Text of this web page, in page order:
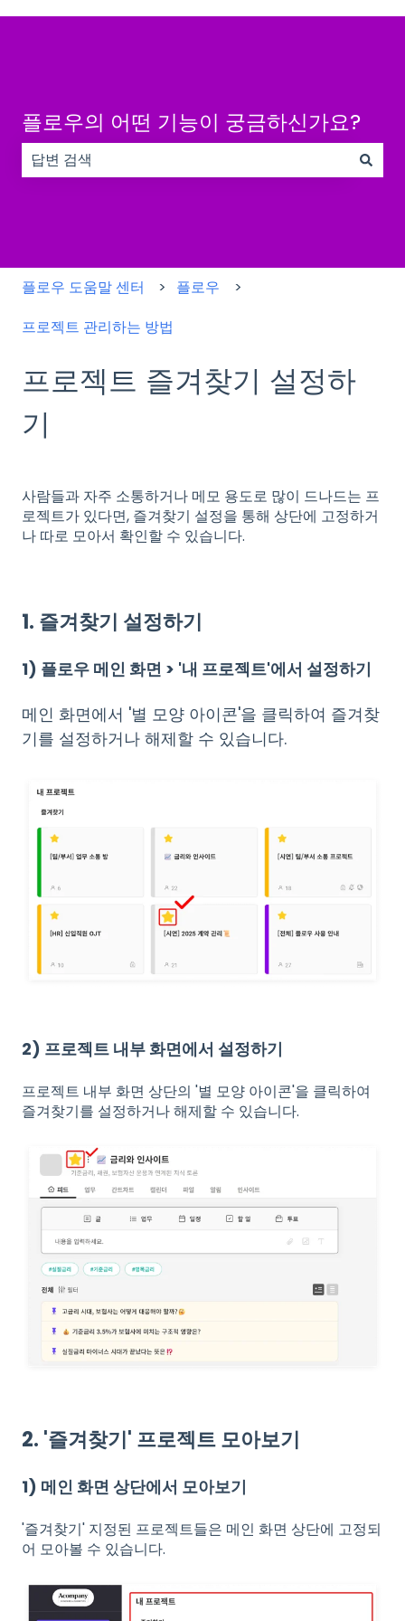
플로우의 어떤 기능이 궁금하신가요?
플로우 도움말 센터
플로우
프로젝트 관리하는 방법
프로젝트 즐겨찾기 설정하
기
사람들과 자주 소통하거나 메모 용도로 많이 드나드는 프
로젝트가 있다면, 즐겨찾기 설정을 통해 상단에 고정하거
나 따로 모아서 확인할 수 있습니다.
1. 즐겨찾기 설정하기
1) 플로우 메인 화면 > '내 프로젝트'에서 설정하기
메인 화면에서 '별 모양 아이콘'을 클릭하여 즐겨찾
기를 설정하거나 해제할 수 있습니다.
2) 프로젝트 내부 화면에서 설정하기
프로젝트 내부 화면 상단의 '별 모양 아이콘'을 클릭하여
즐겨찾기를 설정하거나 해제할 수 있습니다.
2. '즐겨찾기' 프로젝트 모아보기
1) 메인 화면 상단에서 모아보기
'즐겨찾기' 지정된 프로젝트들은 메인 화면 상단에 고정되
어 모아볼 수 있습니다.